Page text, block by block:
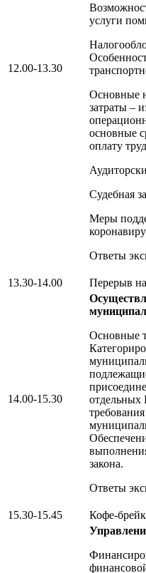
12.00-13.30
услуги
Основные
затраты –
основные
оплату
Судебная
Меры
Ответы
13.30-14.00 Перерыв
14.00-15.30
Основные
закона.
Ответы
15.30-15.45 Кофе-брейк